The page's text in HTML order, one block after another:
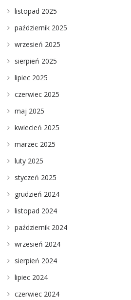
listopad 2025
październik 2025
wrzesień 2025
sierpień 2025
lipiec 2025
czerwiec 2025
maj 2025
kwiecień 2025
marzec 2025
luty 2025
styczeń 2025
grudzień 2024
listopad 2024
październik 2024
wrzesień 2024
sierpień 2024
lipiec 2024
czerwiec 2024